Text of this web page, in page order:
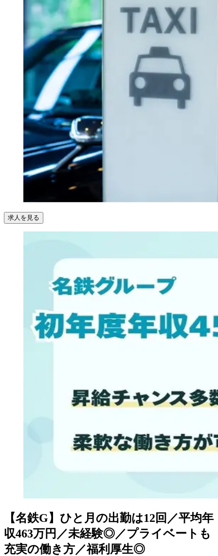
求人を見る
【名鉄G】ひと月の出勤は12回／平均年
収463万円／未経験◎／プライベートも
充実の働き方／福利厚生◎